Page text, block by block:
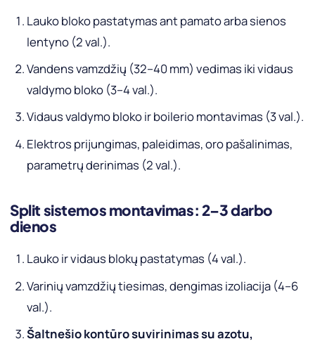
Lauko bloko pastatymas ant pamato arba sienos
lentyno (2 val.).
Vandens vamzdžių (32–40 mm) vedimas iki vidaus
valdymo bloko (3–4 val.).
Vidaus valdymo bloko ir boilerio montavimas (3 val.).
Elektros prijungimas, paleidimas, oro pašalinimas,
parametrų derinimas (2 val.).
Split sistemos montavimas: 2–3 darbo
dienos
Lauko ir vidaus blokų pastatymas (4 val.).
Varinių vamzdžių tiesimas, dengimas izoliacija (4–6
val.).
Šaltnešio kontūro suvirinimas su azotu,